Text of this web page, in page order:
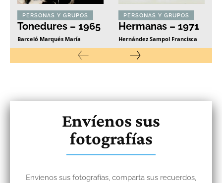
PERSONAS Y GRUPOS
Tonedures – 1965
Barceló Marqués María
PERSONAS Y GRUPOS
Hermanas – 1971
Hernández Sampol Francisca
Envíenos sus
fotografías
Envíenos sus fotografías, comparta sus recuerdos,